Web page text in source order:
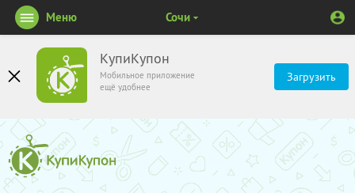
КупиКупон
Мобильное приложение
ещё удобнее
Загрузить
Меню Сочи